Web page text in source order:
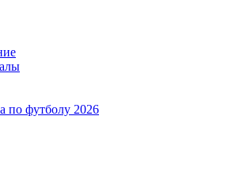
по футболу 2026